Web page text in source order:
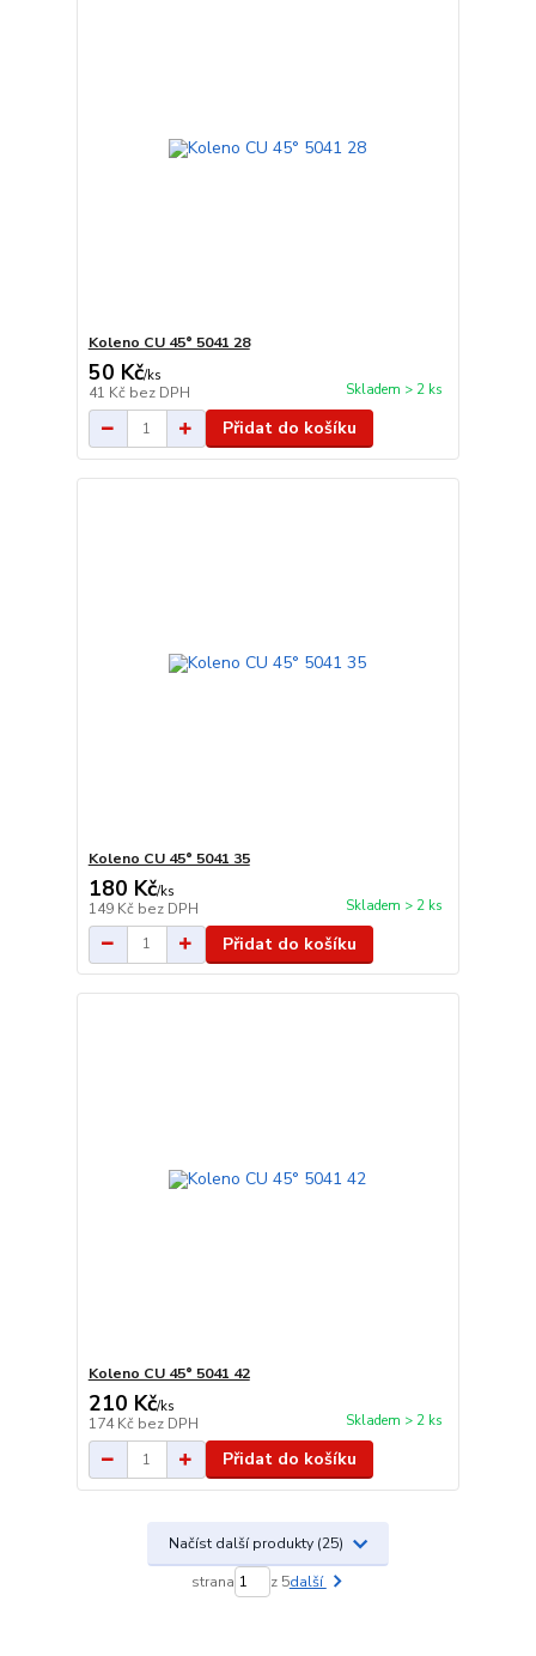
Koleno CU 45° 5041 28
50 Kč/ks
41 Kč bez DPH Skladem > 2 ks
Přidat do košíku
Koleno CU 45° 5041 35
180 Kč/ks
149 Kč bez DPH Skladem > 2 ks
Přidat do košíku
Koleno CU 45° 5041 42
210 Kč/ks
174 Kč bez DPH Skladem > 2 ks
Přidat do košíku
Načíst další produkty (25)
strana z 5další